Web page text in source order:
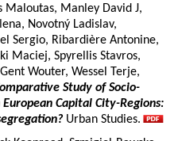
Maloutas, Manley David J,
Novotný Ladislav,
Sergio, Ribardière Antonine,
Maciej, Spyrellis Stavros,
Wouter, Wessel Terje,
Study of Socio-
Capital City-Regions:
Urban Studies.